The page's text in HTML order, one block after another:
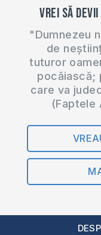
Vrei să
"Dumnezeu
de
tuturor
pocăiască;
care va
(Faptele